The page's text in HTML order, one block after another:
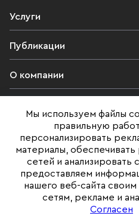
Услуги
Публикации
О компании
Юридическая информация
©ILM 2009-2026. Все права
Представленная на сайте
носит информационный характер
Мы используем файлы
правильную
персонализировать
материалы,
сетей и
предоставляем
нашего веб-сайта
сетям, рекламе и
Согласен